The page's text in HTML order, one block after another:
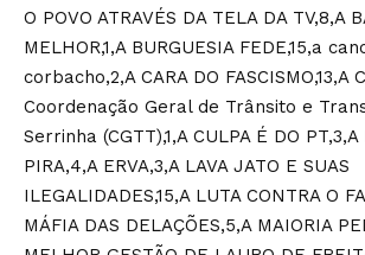
O POVO ATRAVÉS DA TELA DA TV,8,A
MELHOR,1,A BURGUESIA FEDE,15,a
corbacho,2,A CARA DO FASCISMO,13,A
Coordenação Geral de Trânsito e
Serrinha (CGTT),1,A CULPA É DO PT,3,A
PIRA,4,A ERVA,3,A LAVA JATO E SUAS
ILEGALIDADES,15,A LUTA CONTRA O
MÁFIA DAS DELAÇÕES,5,A MAIORIA